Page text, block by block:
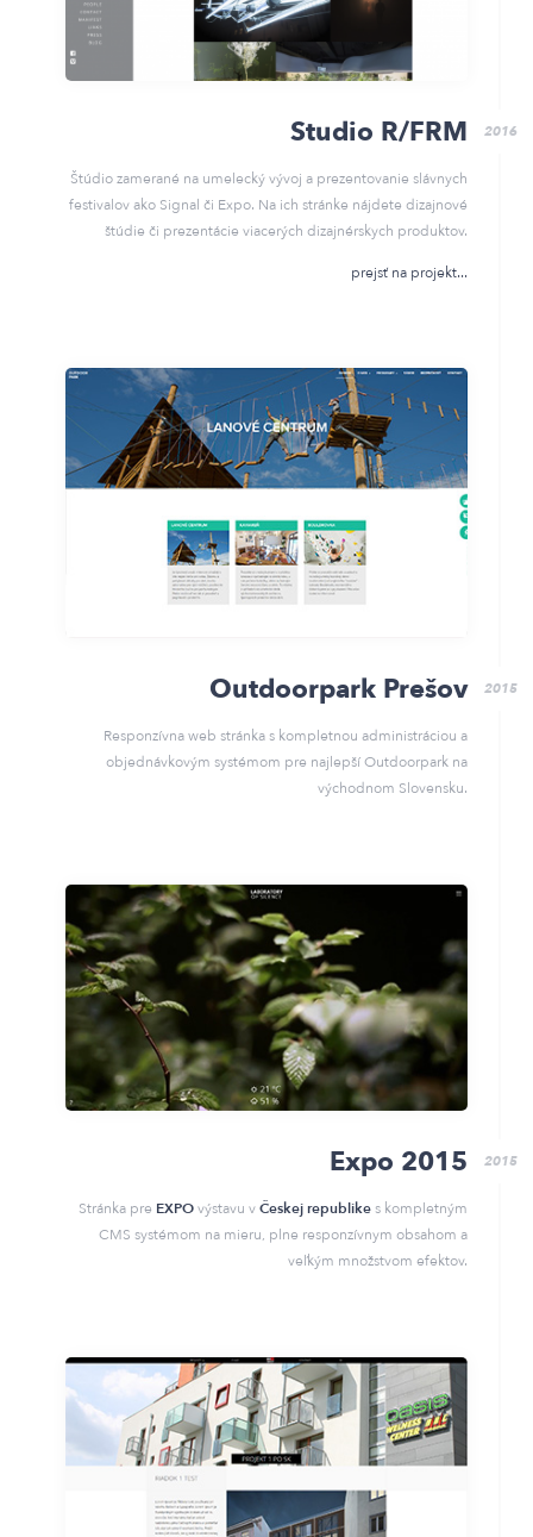
2016
Studio R/FRM
Štúdio zamerané na umelecký vývoj a prezentovanie slávnych
festivalov ako Signal či Expo. Na ich stránke nájdete dizajnové
štúdie či prezentácie viacerých dizajnérskych produktov.
prejsť na projekt
2015
Outdoorpark Prešov
Responzívna web stránka s kompletnou administráciou a
objednávkovým systémom pre najlepší Outdoorpark na
východnom Slovensku.
2015
Expo 2015
Stránka pre EXPOvýstavu vČeskej republike s kompletným
CMS systémom na mieru, plne responzívnym obsahom a
veľkým množstvom efektov.